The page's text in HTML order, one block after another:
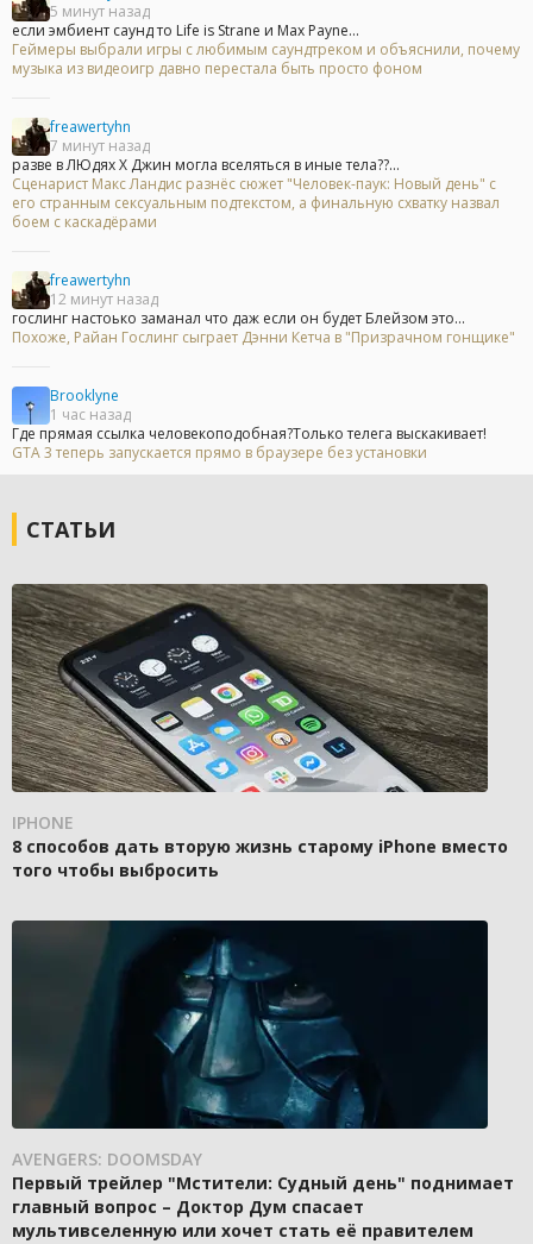
5 минут назад
если эмбиент саунд то Life is Strane и Max Payne...
Геймеры выбрали игры с любимым саундтреком и объяснили, почему
музыка из видеоигр давно перестала быть просто фоном
freawertyhn
7 минут назад
разве в ЛЮдях Х Джин могла вселяться в иные тела??...
Сценарист Макс Ландис разнёс сюжет "Человек-паук: Новый день" с
его странным сексуальным подтекстом, а финальную схватку назвал
боем с каскадёрами
freawertyhn
12 минут назад
гослинг настоько заманал что даж если он будет Блейзом это...
Похоже, Райан Гослинг сыграет Дэнни Кетча в "Призрачном гонщике"
Brooklyne
1 час назад
Где прямая ссылка человекоподобная?Только телега выскакивает!
GTA 3 теперь запускается прямо в браузере без установки
СТАТЬИ
IPHONE
8 способов дать вторую жизнь старому iPhone вместо
того чтобы выбросить
AVENGERS: DOOMSDAY
Первый трейлер "Мстители: Судный день" поднимает
главный вопрос – Доктор Дум спасает
мультивселенную или хочет стать её правителем